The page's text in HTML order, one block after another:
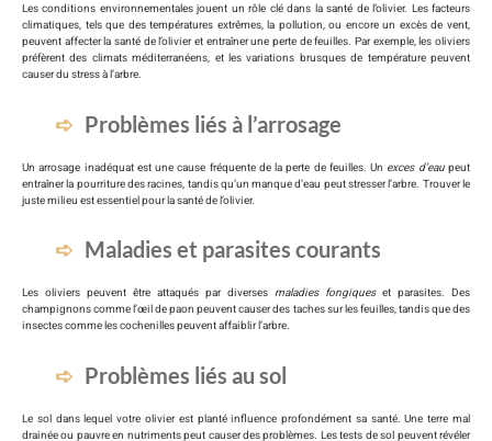
Les conditions environnementales jouent un rôle clé dans la santé de l’olivier. Les facteurs
climatiques, tels que des températures extrêmes, la pollution, ou encore un excès de vent,
peuvent affecter la santé de l’olivier et entraîner une perte de feuilles. Par exemple, les oliviers
préfèrent des climats méditerranéens, et les variations brusques de température peuvent
causer du stress à l’arbre.
Problèmes liés à l’arrosage
Un arrosage inadéquat est une cause fréquente de la perte de feuilles. Un exces d’eaupeut
entraîner la pourriture des racines, tandis qu’un manque d’eau peut stresser l’arbre. Trouver le
juste milieu est essentiel pour la santé de l’olivier.
Maladies et parasites courants
Les oliviers peuvent être attaqués par diverses maladies fongiqueset parasites. Des
champignons comme l’œil de paon peuvent causer des taches sur les feuilles, tandis que des
insectes comme les cochenilles peuvent affaiblir l’arbre.
Problèmes liés au sol
Le sol dans lequel votre olivier est planté influence profondément sa santé. Une terre mal
drainée ou pauvre en nutriments peut causer des problèmes. Les tests de sol peuvent révéler